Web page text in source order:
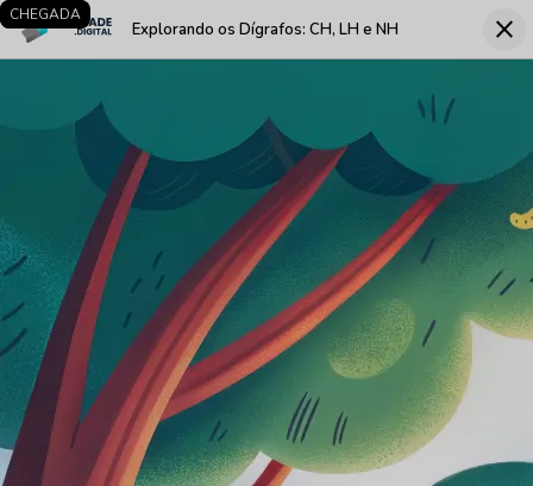
Explorando os Dígrafos: CH, LH e NH close
LARGADA
CHEGADA